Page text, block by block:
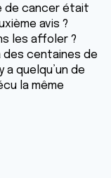
de cancer était
avis ?
les affoler ?
des centaines de
a quelqu’un de
la même